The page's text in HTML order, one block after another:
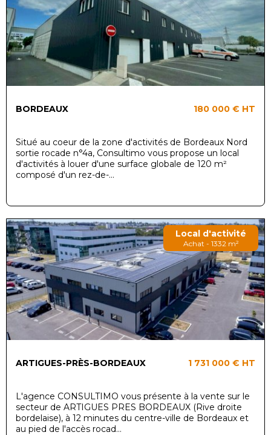
BORDEAUX 180 000 € HT
Situé au coeur de la zone d'activités de Bordeaux Nord
sortie rocade n°4a, Consultimo vous propose un local
d'activités à louer d'une surface globale de 120 m²
composé d'un rez-de-...
Local d'activité
Achat - 1332 m²
ARTIGUES-PRÈS-BORDEAUX 1 731 000 € HT
L'agence CONSULTIMO vous présente à la vente sur le
secteur de ARTIGUES PRES BORDEAUX (Rive droite
bordelaise), à 12 minutes du centre-ville de Bordeaux et
au pied de l'accès rocad...